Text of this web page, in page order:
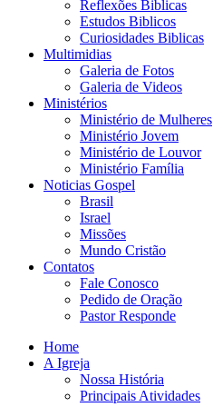
Reflexões Biblicas
Estudos Biblicos
Curiosidades Biblicas
Multimidias
Galeria de Fotos
Galeria de Videos
Ministérios
Ministério de Mulheres
Ministério Jovem
Ministério de Louvor
Ministério Família
Noticias Gospel
Brasil
Israel
Missões
Mundo Cristão
Contatos
Fale Conosco
Pedido de Oração
Pastor Responde
Home
A Igreja
Nossa História
Principais Atividades